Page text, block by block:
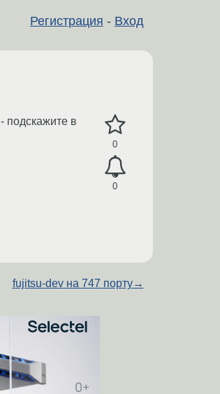
Регистрация - Вход
0
0
подскажите в
fujitsu-dev на 747 порту→